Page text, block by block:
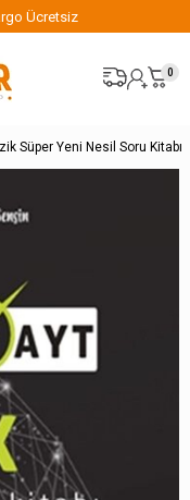
Ücretsiz
0
Süper Yeni Nesil Soru Kitabı